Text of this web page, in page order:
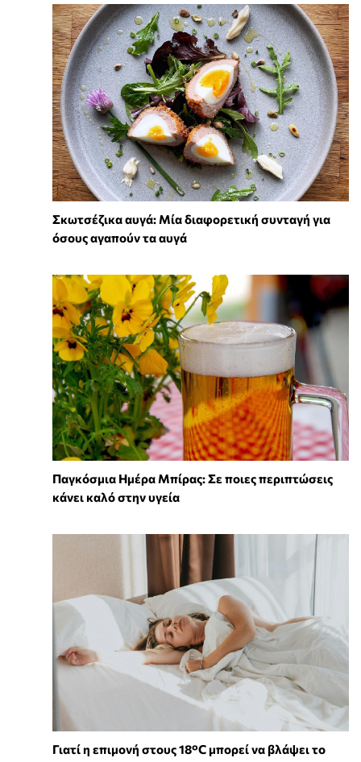
Σκωτσέζικα αυγά: Μία διαφορετική συνταγή για
όσους αγαπούν τα αυγά
Παγκόσμια Ημέρα Μπίρας: Σε ποιες περιπτώσεις
κάνει καλό στην υγεία
Γιατί η επιμονή στους 18°C μπορεί να βλάψει το